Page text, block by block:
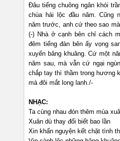
Đâu tiếng chuông ngân khói
chùa hái lộc đầu năm. Cũng
năm trước, anh cứ theo sao
(-) Nhà ở cạnh bên chỉ cách
đêm tiếng đàn bên ấy vọng
xuyến bâng khuâng. Cứ một
năm sau, mà vẫn cứ ngại
chắp tay thì thầm trong hương
mà đôi mắt long lanh./-
NHẠC:
Ta cùng nhau đón thêm mùa
Xuân dù thay đổi biết bao lần
Xin khấn nguyện kết chặt tình